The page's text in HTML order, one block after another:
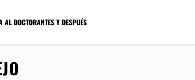
AL DOCTORANTES Y DESPUÉS